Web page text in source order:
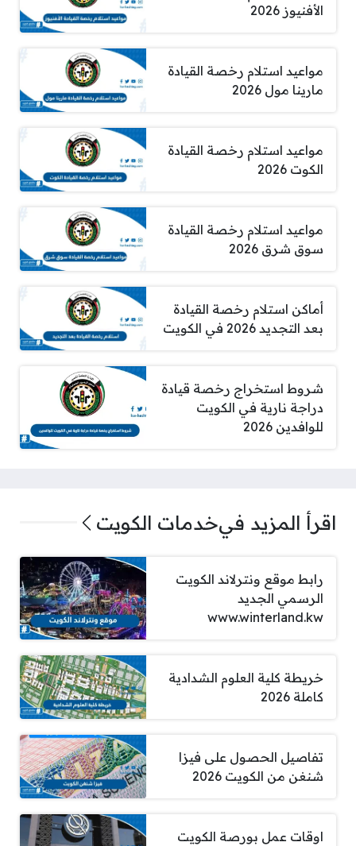
الأفنيوز 2026
مواعيد استلام رخصة القيادة
مارينا مول 2026
مواعيد استلام رخصة القيادة
الكوت 2026
مواعيد استلام رخصة القيادة
سوق شرق 2026
أماكن استلام رخصة القيادة
بعد التجديد 2026 في الكويت
شروط استخراج رخصة قيادة
دراجة نارية في الكويت
للوافدين 2026
اقرأ المزيد فيخدمات الكويت
رابط موقع ونترلاند الكويت
الرسمي الجديد
www.winterland.kw
خريطة كلية العلوم الشدادية
كاملة 2026
تفاصيل الحصول على فيزا
شنغن من الكويت 2026
اوقات عمل بورصة الكويت